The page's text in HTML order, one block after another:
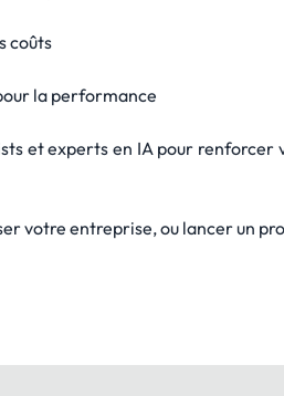
coûts
la performance
et experts en IA pour
votre entreprise, ou lancer un